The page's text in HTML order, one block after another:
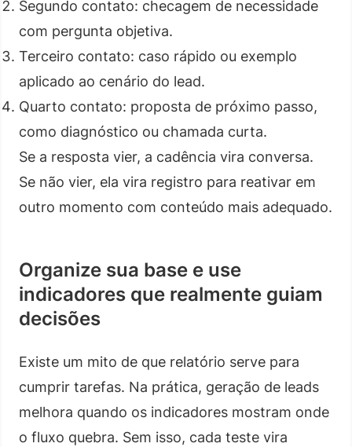
Segundo contato: checagem de necessidade
com pergunta objetiva.
Terceiro contato: caso rápido ou exemplo
aplicado ao cenário do lead.
Quarto contato: proposta de próximo passo,
como diagnóstico ou chamada curta.
Se a resposta vier, a cadência vira conversa.
Se não vier, ela vira registro para reativar em
outro momento com conteúdo mais adequado.
Organize sua base e use
indicadores que realmente guiam
decisões
Existe um mito de que relatório serve para
cumprir tarefas. Na prática, geração de leads
melhora quando os indicadores mostram onde
o fluxo quebra. Sem isso, cada teste vira